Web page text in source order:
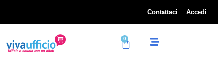
Contattaci Accedi
0